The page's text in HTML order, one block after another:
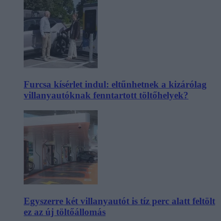
Furcsa kísérlet indul: eltűnhetnek a kizárólag
villanyautóknak fenntartott töltőhelyek?
Egyszerre két villanyautót is tíz perc alatt feltölt
ez az új töltőállomás